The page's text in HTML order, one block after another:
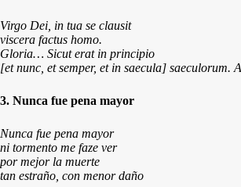
Virgo Dei, in tua se clausit
viscera factus homo.
Gloria… Sicut erat in principio
[et nunc, et semper, et in saecula] saeculorum.
3. Nunca fue pena mayor
Nunca fue pena mayor
ni tormento me faze ver
por mejor la muerte
tan estraño, con menor daño